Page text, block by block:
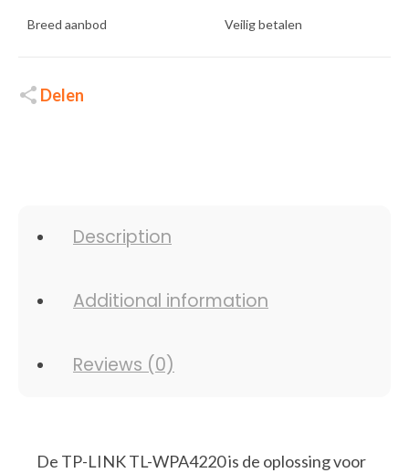
Breed aanbod Veilig betalen
Delen
Description
Additional information
Reviews (0)
De TP-LINK TL-WPA4220 is de oplossing voor